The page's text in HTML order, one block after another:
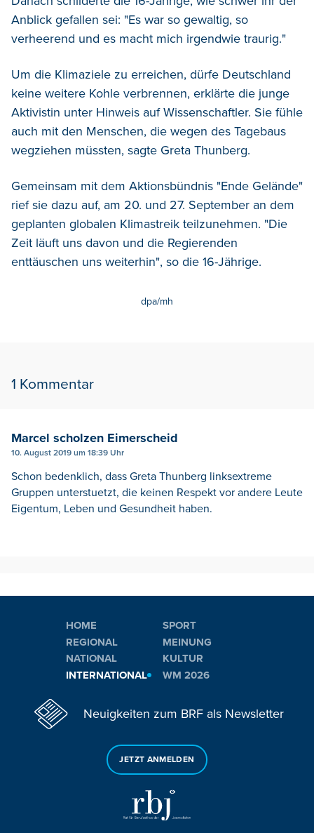
Anblick gefallen sei: "Es war so gewaltig, so
verheerend und es macht mich irgendwie traurig."
Um die Klimaziele zu erreichen, dürfe Deutschland
keine weitere Kohle verbrennen, erklärte die junge
Aktivistin unter Hinweis auf Wissenschaftler. Sie fühle
auch mit den Menschen, die wegen des Tagebaus
wegziehen müssten, sagte Greta Thunberg.
Gemeinsam mit dem Aktionsbündnis "Ende Gelände"
rief sie dazu auf, am 20. und 27. September an dem
geplanten globalen Klimastreik teilzunehmen. "Die
Zeit läuft uns davon und die Regierenden
enttäuschen uns weiterhin", so die 16-Jährige.
dpa/mh
1 Kommentar
Marcel scholzen Eimerscheid
10. August 2019 um 18:39 Uhr
Schon bedenklich, dass Greta Thunberg linksextreme
Gruppen unterstuetzt, die keinen Respekt vor andere Leute
Eigentum, Leben und Gesundheit haben.
HOME
REGIONAL
NATIONAL
INTERNATIONAL
SPORT
MEINUNG
KULTUR
WM 2026
Neuigkeiten zum BRF als Newsletter
JETZT ANMELDEN